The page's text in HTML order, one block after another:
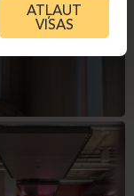
ATĻAUT
VISAS